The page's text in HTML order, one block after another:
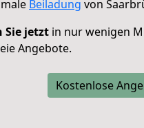
Beiladung von
Sie jetzt in nur wenigen
Angebote.
Kostenlose